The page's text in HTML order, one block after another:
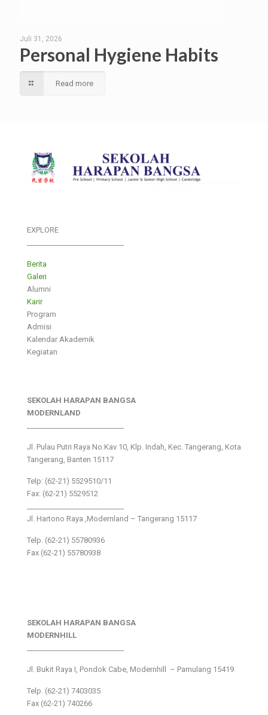
Juli 31, 2026
Personal Hygiene Habits
Read more
EXPLORE
Berita
Galeri
Alumni
Karir
Program
Admisi
Kalendar Akademik
Kegiatan
SEKOLAH HARAPAN BANGSA
MODERNLAND
Jl. Pulau Putri Raya No.Kav 10, Klp. Indah, Kec. Tangerang, Kota
Tangerang, Banten 15117
Telp: (62-21) 5529510/11
Fax: (62-21) 5529512
Jl. Hartono Raya ,Modernland – Tangerang 15117
Telp. (62-21) 55780936
Fax (62-21) 55780938
SEKOLAH HARAPAN BANGSA
MODERNHILL
Jl. Bukit Raya I, Pondok Cabe, Modernhill – Pamulang 15419
Telp. (62-21) 7403035
Fax (62-21) 740266